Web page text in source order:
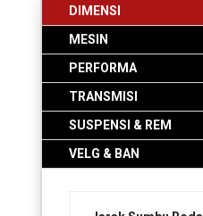
DIMENSI
MESIN
PERFORMA
TRANSMISI
SUSPENSI & REM
VELG & BAN